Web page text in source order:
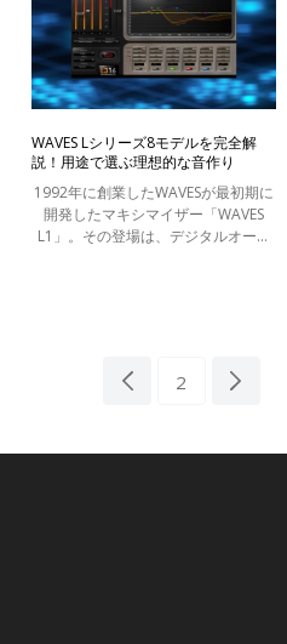
WAVES Lシリーズ8モデルを完全解
説！用途で選ぶ理想的な音作り
1992年に創業したWAVESが最初期に
開発したマキシマイザー「WAVES
L1」。その登場は、デジタルオーデ
2